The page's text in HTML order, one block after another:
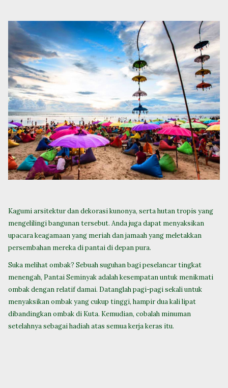
Kagumi arsitektur dan dekorasi kunonya, serta hutan tropis yang
mengelilingi bangunan tersebut. Anda juga dapat menyaksikan
upacara keagamaan yang meriah dan jamaah yang meletakkan
persembahan mereka di pantai di depan pura.
Suka melihat ombak? Sebuah suguhan bagi peselancar tingkat
menengah, Pantai Seminyak adalah kesempatan untuk menikmati
ombak dengan relatif damai. Datanglah pagi-pagi sekali untuk
menyaksikan ombak yang cukup tinggi, hampir dua kali lipat
dibandingkan ombak di Kuta. Kemudian, cobalah minuman
setelahnya sebagai hadiah atas semua kerja keras itu.